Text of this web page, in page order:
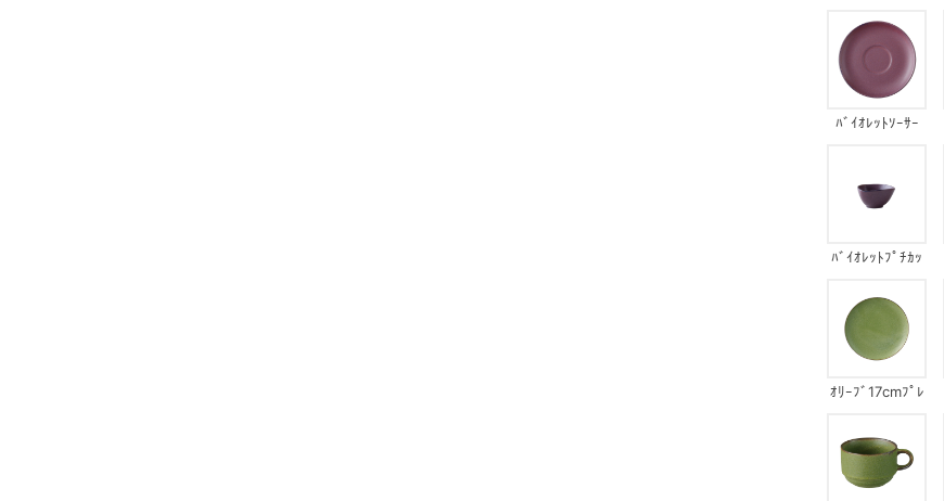
ﾊﾞｲｵﾚｯﾄｿｰｻｰ
ﾊﾞｲｵﾚｯﾄﾌﾟﾁｶｯ
ｵﾘｰﾌﾞ17cmﾌﾟﾚ